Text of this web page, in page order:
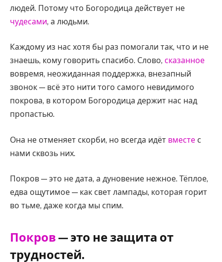
людей. Потому что Богородица действует не
чудесами, а людьми.
Каждому из нас хотя бы раз помогали так, что и не
знаешь, кому говорить спасибо. Слово, сказанное
вовремя, неожиданная поддержка, внезапный
звонок — всё это нити того самого невидимого
покрова, в котором Богородица держит нас над
пропастью.
Она не отменяет скорби, но всегда идёт вместе с
нами сквозь них.
Покров — это не дата, а дуновение нежное. Тёплое,
едва ощутимое — как свет лампады, которая горит
во тьме, даже когда мы спим.
Покров — это не защита от
трудностей.